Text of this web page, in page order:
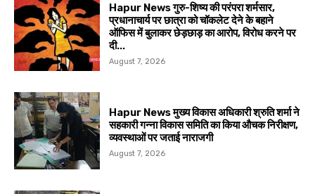
Hapur News गुरु-शिष्य की परंपरा शर्मसार,
प्रधानाचार्य पर छात्रा को चॉकलेट देने के बहाने
ऑफिस में बुलाकर छेड़छाड़ का आरोप, विरोध करने पर
दी...
August 7, 2026
Hapur News मुख्य विकास अधिकारी श्रुति शर्मा ने
सहकारी गन्ना विकास समिति का किया औचक निरीक्षण,
व्यवस्थाओं पर जताई नाराजगी
August 7, 2026